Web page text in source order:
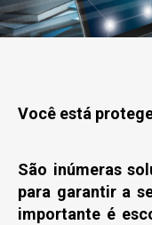
Você está
São inúmeras
para garantir a
importante é